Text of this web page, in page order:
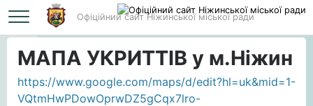
Офіційний сайт Ніжинської міської ради
Головна МАПА УКРИТТІВ у м.Ніжин
МАПА УКРИТТІВ у м.Ніжин
https://www.google.com/maps/d/edit?hl=uk&mid=1-
VQtmHwPDowOprwDZ5gCqx7lro-